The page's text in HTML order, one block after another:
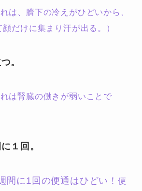
は、臍下の冷えがひどいから、
だけに集まり汗が出る。）
。
は腎臓の働きが弱いことで
１回。
間に1回の便通はひどい！便